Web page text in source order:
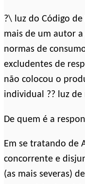
?\ luz do Código
mais de um autor
normas de
excludentes de
não colocou o
individual ?? luz
De quem é a
Em se tratando de
concorrente e
(as mais severas)